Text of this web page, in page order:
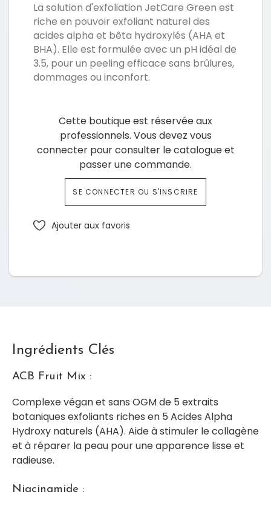
La solution d'exfoliation JetCare Green est
riche en pouvoir exfoliant naturel des
acides alpha et bêta hydroxylés (AHA et
BHA). Elle est formulée avec un pH idéal de
3.5, pour un peeling efficace sans brûlures,
dommages ou inconfort.
Cette boutique est réservée aux
professionnels. Vous devez vous
connecter pour consulter le catalogue et
passer une commande.
SE CONNECTER OU S'INSCRIRE
Ajouter aux favoris
Ingrédients Clés
ACB Fruit Mix :
Complexe végan et sans OGM de 5 extraits
botaniques exfoliants riches en 5 Acides Alpha
Hydroxy naturels (AHA). Aide à stimuler le collagène
et à réparer la peau pour une apparence lisse et
radieuse.
Niacinamide :